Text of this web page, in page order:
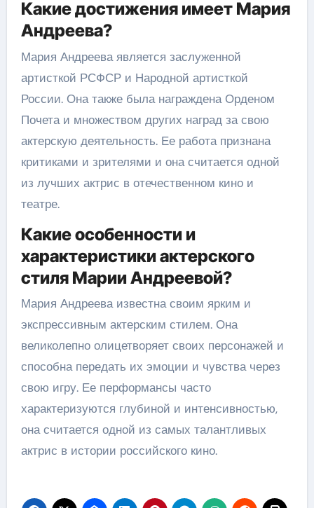
Какие достижения имеет Мария
Андреева?
Мария Андреева является заслуженной
артисткой РСФСР и Народной артисткой
России. Она также была награждена Орденом
Почета и множеством других наград за свою
актерскую деятельность. Ее работа признана
критиками и зрителями и она считается одной
из лучших актрис в отечественном кино и
театре.
Какие особенности и
характеристики актерского
стиля Марии Андреевой?
Мария Андреева известна своим ярким и
экспрессивным актерским стилем. Она
великолепно олицетворяет своих персонажей и
способна передать их эмоции и чувства через
свою игру. Ее перформансы часто
характеризуются глубиной и интенсивностью,
она считается одной из самых талантливых
актрис в истории российского кино.